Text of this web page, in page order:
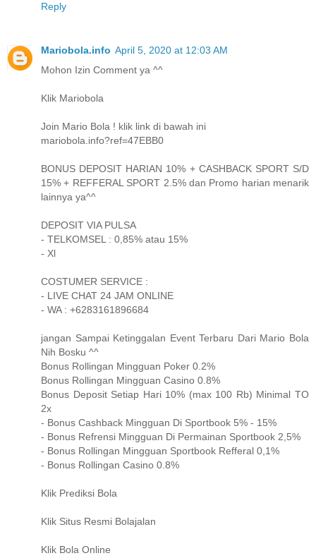
Reply
Mariobola.info April 5, 2020 at 12:03 AM
Mohon Izin Comment ya ^^
Klik Mariobola
Join Mario Bola ! klik link di bawah ini
mariobola.info?ref=47EBB0
BONUS DEPOSIT HARIAN 10% + CASHBACK SPORT S/D
15% + REFFERAL SPORT 2.5% dan Promo harian menarik
lainnya ya^^
DEPOSIT VIA PULSA
- TELKOMSEL : 0,85% atau 15%
- Xl
COSTUMER SERVICE :
- LIVE CHAT 24 JAM ONLINE
- WA : +6283161896684
jangan Sampai Ketinggalan Event Terbaru Dari Mario Bola
Nih Bosku ^^
Bonus Rollingan Mingguan Poker 0.2%
Bonus Rollingan Mingguan Casino 0.8%
Bonus Deposit Setiap Hari 10% (max 100 Rb) Minimal TO
2x
- Bonus Cashback Mingguan Di Sportbook 5% - 15%
- Bonus Refrensi Mingguan Di Permainan Sportbook 2,5%
- Bonus Rollingan Mingguan Sportbook Refferal 0,1%
- Bonus Rollingan Casino 0.8%
Klik Prediksi Bola
Klik Situs Resmi Bolajalan
Klik Bola Online